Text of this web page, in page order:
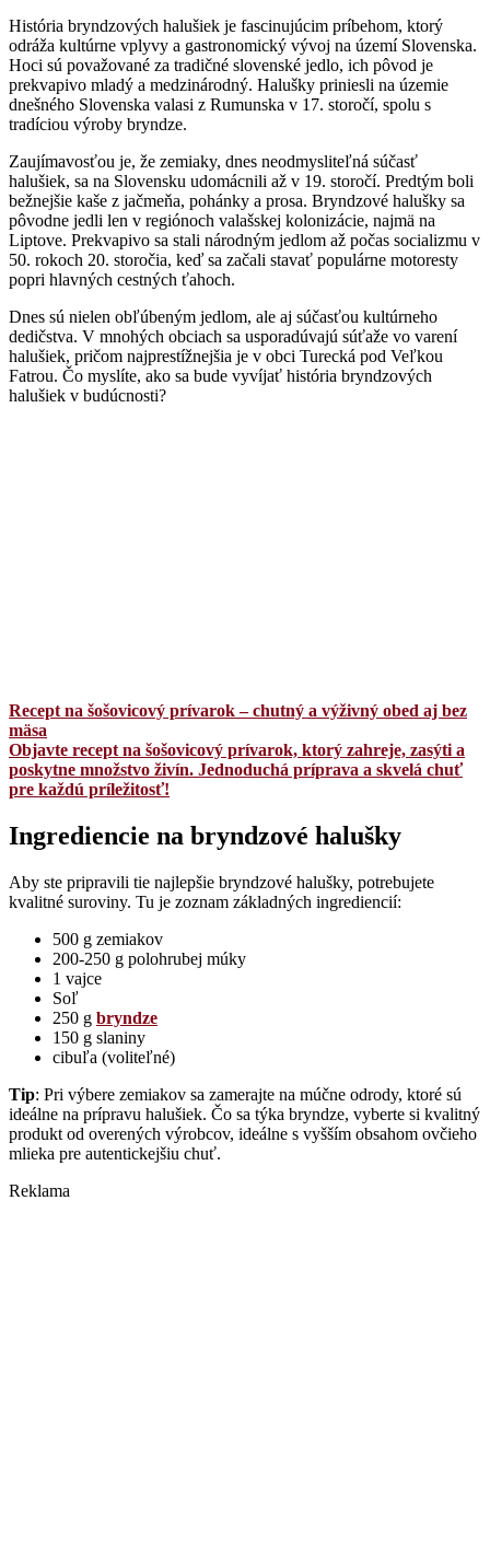
História bryndzových halušiek je fascinujúcim príbehom, ktorý
odráža kultúrne vplyvy a gastronomický vývoj na území Slovenska.
Hoci sú považované za tradičné slovenské jedlo, ich pôvod je
prekvapivo mladý a medzinárodný. Halušky priniesli na územie
dnešného Slovenska valasi z Rumunska v 17. storočí, spolu s
tradíciou výroby bryndze.
Zaujímavosťou je, že zemiaky, dnes neodmysliteľná súčasť
halušiek, sa na Slovensku udomácnili až v 19. storočí. Predtým boli
bežnejšie kaše z jačmeňa, pohánky a prosa. Bryndzové halušky sa
pôvodne jedli len v regiónoch valašskej kolonizácie, najmä na
Liptove. Prekvapivo sa stali národným jedlom až počas socializmu v
50. rokoch 20. storočia, keď sa začali stavať populárne motoresty
popri hlavných cestných ťahoch.
Dnes sú nielen obľúbeným jedlom, ale aj súčasťou kultúrneho
dedičstva. V mnohých obciach sa usporadúvajú súťaže vo varení
halušiek, pričom najprestížnejšia je v obci Turecká pod Veľkou
Fatrou. Čo myslíte, ako sa bude vyvíjať história bryndzových
halušiek v budúcnosti?
Recept na šošovicový prívarok – chutný a výživný obed aj bez
mäsa
Objavte recept na šošovicový prívarok, ktorý zahreje, zasýti a
poskytne množstvo živín. Jednoduchá príprava a skvelá chuť
pre každú príležitosť!
Ingrediencie na bryndzové halušky
Aby ste pripravili tie najlepšie bryndzové halušky, potrebujete
kvalitné suroviny. Tu je zoznam základných ingrediencií:
500 g zemiakov
200-250 g polohrubej múky
1 vajce
Soľ
250 g bryndze
150 g slaniny
cibuľa (voliteľné)
Tip: Pri výbere zemiakov sa zamerajte na múčne odrody, ktoré sú
ideálne na prípravu halušiek. Čo sa týka bryndze, vyberte si kvalitný
produkt od overených výrobcov, ideálne s vyšším obsahom ovčieho
mlieka pre autentickejšiu chuť.
Reklama